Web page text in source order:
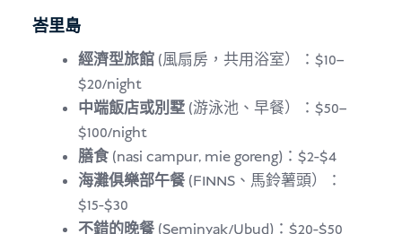
峇里島
經濟型旅館 (風扇房，共用浴室）：$10–
$20/night
中端飯店或別墅 (游泳池、早餐）：$50–
$100/night
膳食 (nasi campur, mie goreng)：$2-$4
海灘俱樂部午餐(FINNS、馬鈴薯頭）：
$15-$30
不錯的晚餐(Seminyak/Ubud)：$20-$50